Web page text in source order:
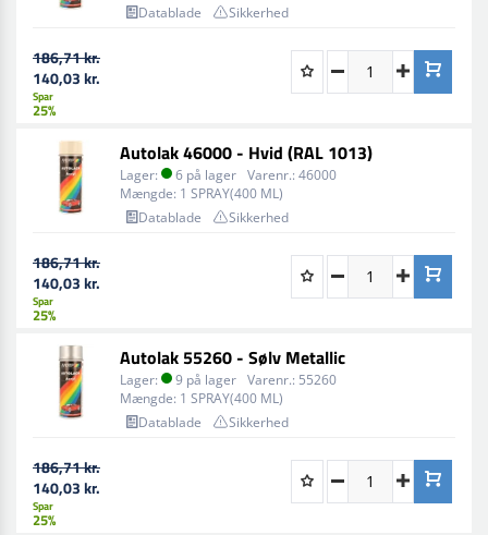
Datablade Sikkerhed
186,71 kr.
140,03 kr.
Spar
25%
Autolak 46000 - Hvid (RAL 1013)
Lager: 6 på lager Varenr.: 46000
Mængde: 1 SPRAY(400 ML)
Datablade
Sikkerhed
186,71 kr.
140,03 kr.
Spar
25%
Autolak 55260 - Sølv Metallic
Lager: 9 på lager Varenr.: 55260
Mængde: 1 SPRAY(400 ML)
Datablade
Sikkerhed
186,71 kr.
140,03 kr.
Spar
25%